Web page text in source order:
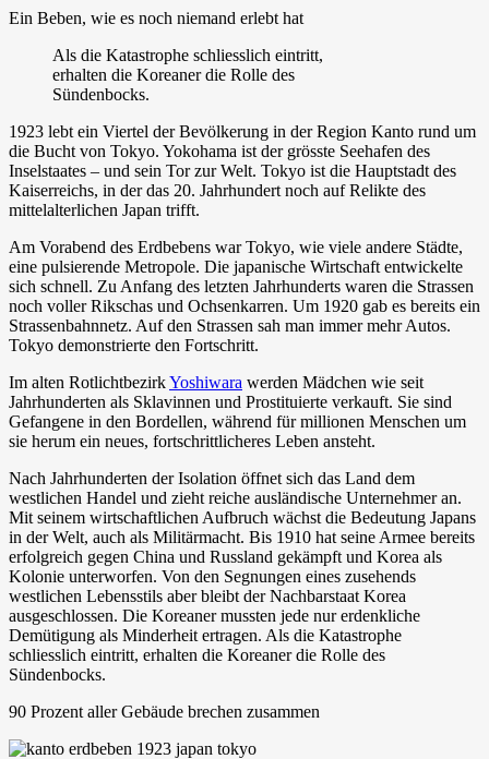
Ein Beben, wie es noch niemand erlebt hat
Als die Katastrophe schliesslich eintritt,
erhalten die Koreaner die Rolle des
Sündenbocks.
1923 lebt ein Viertel der Bevölkerung in der Region Kanto rund um
die Bucht von Tokyo. Yokohama ist der grösste Seehafen des
Inselstaates – und sein Tor zur Welt. Tokyo ist die Hauptstadt des
Kaiserreichs, in der das 20. Jahrhundert noch auf Relikte des
mittelalterlichen Japan trifft.
Am Vorabend des Erdbebens war Tokyo, wie viele andere Städte,
eine pulsierende Metropole. Die japanische Wirtschaft entwickelte
sich schnell. Zu Anfang des letzten Jahrhunderts waren die Strassen
noch voller Rikschas und Ochsenkarren. Um 1920 gab es bereits ein
Strassenbahnnetz. Auf den Strassen sah man immer mehr Autos.
Tokyo demonstrierte den Fortschritt.
Im alten RotlichtbezirkYoshiwara werden Mädchen wie seit
Jahrhunderten als Sklavinnen und Prostituierte verkauft. Sie sind
Gefangene in den Bordellen, während für millionen Menschen um
sie herum ein neues, fortschrittlicheres Leben ansteht.
Nach Jahrhunderten der Isolation öffnet sich das Land dem
westlichen Handel und zieht reiche ausländische Unternehmer an.
Mit seinem wirtschaftlichen Aufbruch wächst die Bedeutung Japans
in der Welt, auch als Militärmacht. Bis 1910 hat seine Armee bereits
erfolgreich gegen China und Russland gekämpft und Korea als
Kolonie unterworfen. Von den Segnungen eines zusehends
westlichen Lebensstils aber bleibt der Nachbarstaat Korea
ausgeschlossen. Die Koreaner mussten jede nur erdenkliche
Demütigung als Minderheit ertragen. Als die Katastrophe
schliesslich eintritt, erhalten die Koreaner die Rolle des
Sündenbocks.
90 Prozent aller Gebäude brechen zusammen